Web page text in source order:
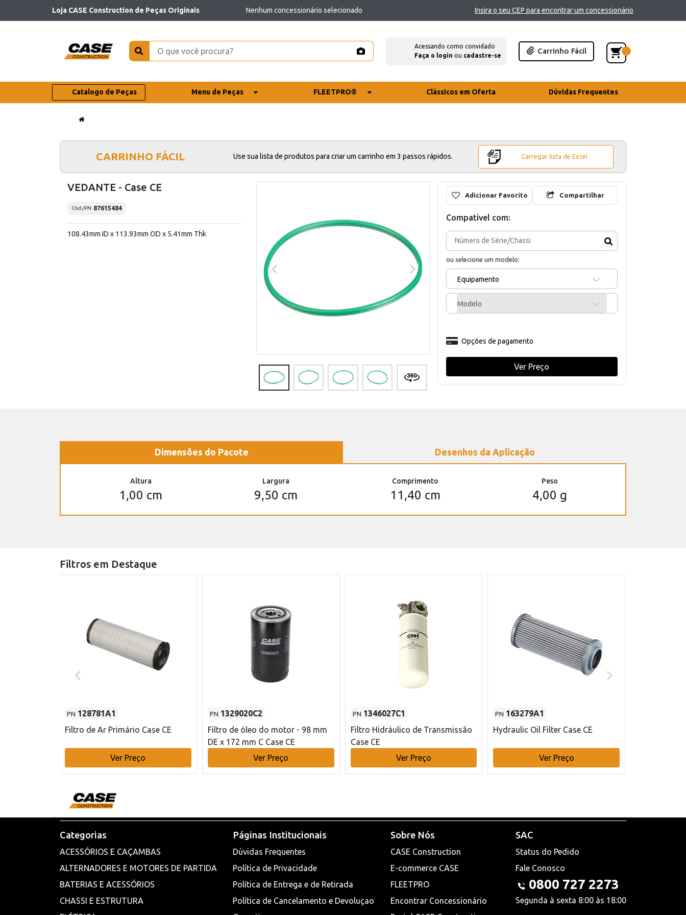
Loja CASE Construction de Peças Originais Nenhum concessionário selecionado Insira o seu CEP para encontrar um concessionário
Acessando como convidado
Faça o login ou cadastre-se
Carrinho Fácil
Catalogo de Peças Menu de Peças FLEETPRO® Clássicos em Oferta Dúvidas Frequentes
CARRINHO FÁCIL Use sua lista de produtos para criar um carrinho em 3 passos rápidos. Carregar lista de Excel
VEDANTE - Case CE
Cód./PN 87615484
108.43mm ID x 113.93mm OD x 5.41mm Thk
Adicionar Favorito Compartilhar
Compativel com:
ou selecione um modelo:
Equipamento
Modelo
Opções de pagamento
Ver Preço
Dimensões do Pacote Desenhos da Aplicação
Altura
1,00 cm
Largura
9,50 cm
Comprimento
11,40 cm
Peso
4,00 g
Filtros em Destaque
PN 128781A1
Filtro de Ar Primário Case CE
Ver Preço
PN 1329020C2
Filtro de óleo do motor - 98 mm
DE x 172 mm C Case CE
Ver Preço
PN 1346027C1
Filtro Hidráulico de Transmissão
Case CE
Ver Preço
PN 163279A1
Hydraulic Oil Filter Case CE
Ver Preço
Categorias
ACESSÓRIOS E CAÇAMBAS
ALTERNADORES E MOTORES DE PARTIDA
BATERIAS E ACESSÓRIOS
CHASSI E ESTRUTURA
Páginas Institucionais
Dúvidas Frequentes
Política de Privacidade
Política de Entrega e de Retirada
Política de Cancelamento e Devoluçao
Sobre Nós
CASE Construction
E-commerce CASE
FLEETPRO
Encontrar Concessionário
SAC
Status do Pedido
Fale Conosco
0800 727 2273
Segunda à sexta 8:00 às 18:00